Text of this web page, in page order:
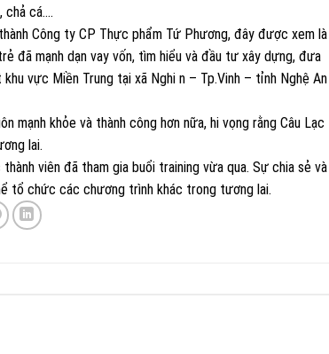
chả cá….
Công ty CP Thực phẩm Tứ Phương, đây được xem là
đã mạnh dạn vay vốn, tìm hiểu và đầu tư xây dựng, đưa
vực Miền Trung tại xã Nghi n – Tp.Vinh – tỉnh Nghệ An
mạnh khỏe và thành công hơn nữa, hi vọng rằng Câu Lạc
lai.
viên đã tham gia buổi training vừa qua. Sự chia sẻ và
tổ chức các chương trình khác trong tương lai.